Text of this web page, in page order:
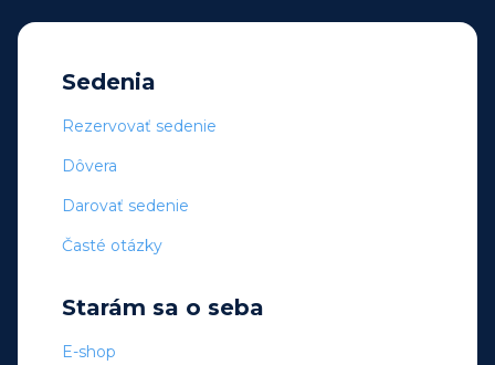
Sedenia
Rezervovať sedenie
Dôvera
Darovať sedenie
Časté otázky
Starám sa o seba
E-shop